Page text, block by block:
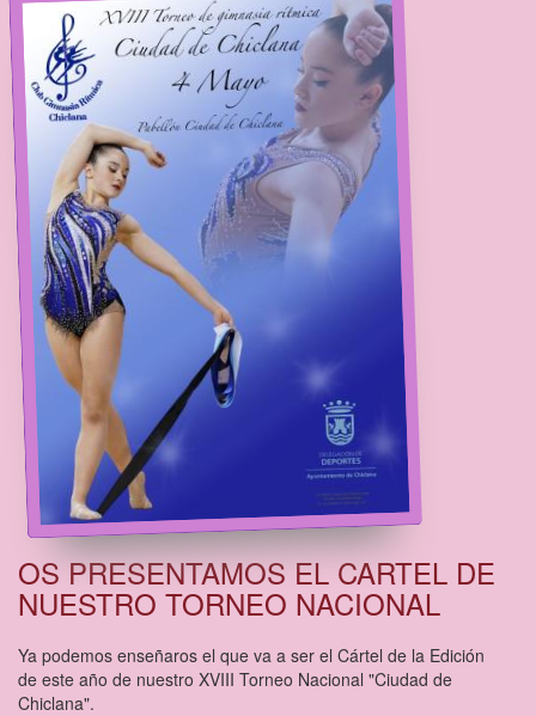
OS PRESENTAMOS EL CARTEL DE
NUESTRO TORNEO NACIONAL
Ya podemos enseñaros el que va a ser el Cártel de la Edición
de este año de nuestro XVIII Torneo Nacional "Ciudad de
Chiclana".